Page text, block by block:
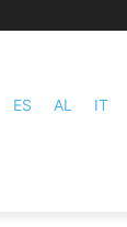
ES AL IT